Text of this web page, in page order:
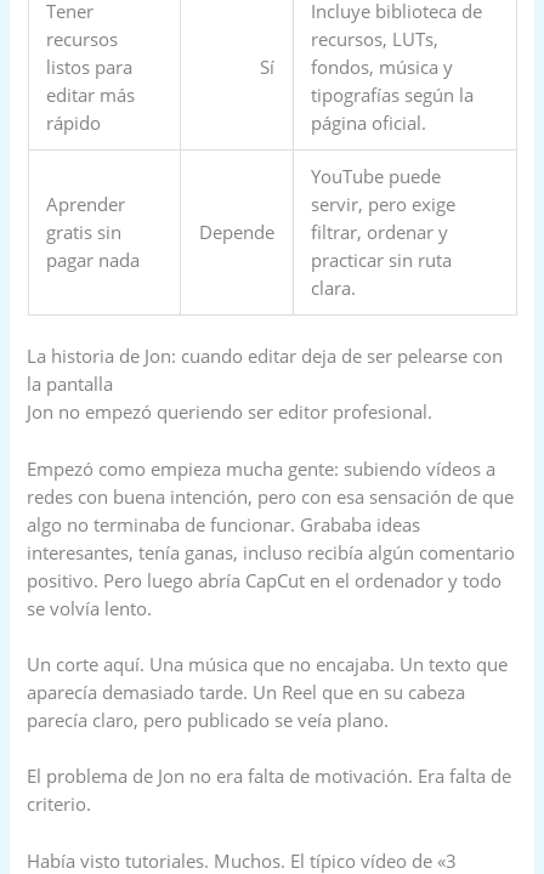
Tener
recursos
listos para
editar más
rápido
Sí
Incluye biblioteca de
recursos, LUTs,
fondos, música y
tipografías según la
página oficial.
Aprender
gratis sin
pagar nada
Depende
YouTube puede
servir, pero exige
filtrar, ordenar y
practicar sin ruta
clara.
La historia de Jon: cuando editar deja de ser pelearse con
la pantalla
Jon no empezó queriendo ser editor profesional.
Empezó como empieza mucha gente: subiendo vídeos a
redes con buena intención, pero con esa sensación de que
algo no terminaba de funcionar. Grababa ideas
interesantes, tenía ganas, incluso recibía algún comentario
positivo. Pero luego abría CapCut en el ordenador y todo
se volvía lento.
Un corte aquí. Una música que no encajaba. Un texto que
aparecía demasiado tarde. Un Reel que en su cabeza
parecía claro, pero publicado se veía plano.
El problema de Jon no era falta de motivación. Era falta de
criterio.
Había visto tutoriales. Muchos. El típico vídeo de «3